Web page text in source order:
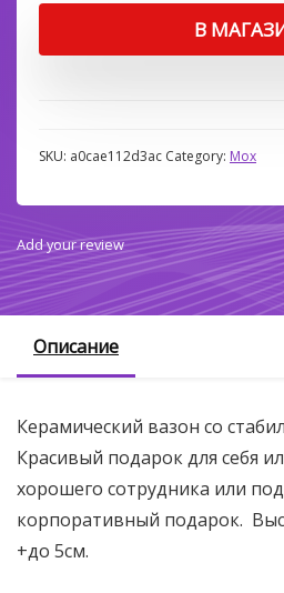
В
SKU: a0cae112d3ac Category: Мох
Add your review
Описание
Керамический вазон со
Красивый подарок для себя
хорошего сотрудника или
корпоративный подарок.
+до 5см.